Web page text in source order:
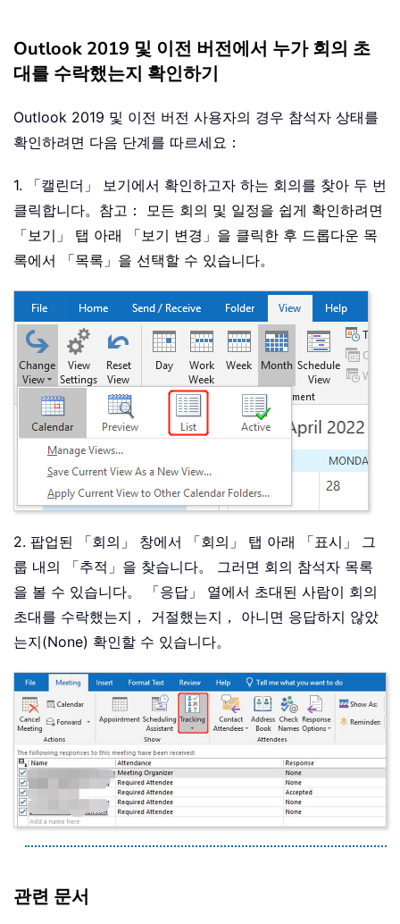
Outlook 2019 및 이전 버전에서 누가 회의 초
대를 수락했는지 확인하기
Outlook 2019 및 이전 버전 사용자의 경우 참석자 상태를
확인하려면 다음 단계를 따르세요：
1. 「캘린더」 보기에서 확인하고자 하는 회의를 찾아 두 번
클릭합니다。 참고： 모든 회의 및 일정을 쉽게 확인하려면
「보기」 탭 아래 「보기 변경」을 클릭한 후 드롭다운 목
록에서 「목록」을 선택할 수 있습니다。
2. 팝업된 「회의」 창에서 「회의」 탭 아래 「표시」 그
룹 내의 「추적」을 찾습니다。 그러면 회의 참석자 목록
을 볼 수 있습니다。 「응답」 열에서 초대된 사람이 회의
초대를 수락했는지， 거절했는지， 아니면 응답하지 않았
는지(None) 확인할 수 있습니다。
관련 문서